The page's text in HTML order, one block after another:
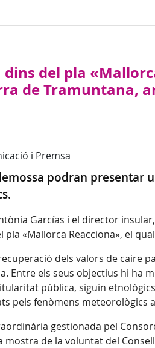
dins del pla
de Tramuntana,
i Premsa
podran presentar
Garcías i el director
«Mallorca Reacciona», el
dels valors de caire
Entre els seus objectius hi ha
pública, siguin
pels fenòmens meteorològics
gestionada pel
de la voluntat del